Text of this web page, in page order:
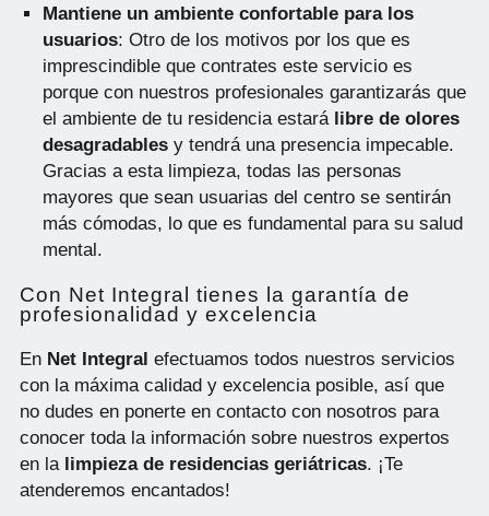
Mantiene un ambiente confortable para los
usuarios: Otro de los motivos por los que es
imprescindible que contrates este servicio es
porque con nuestros profesionales garantizarás que
el ambiente de tu residencia estará libre de olores
desagradables y tendrá una presencia impecable.
Gracias a esta limpieza, todas las personas
mayores que sean usuarias del centro se sentirán
más cómodas, lo que es fundamental para su salud
mental.
Con Net Integral tienes la garantía de
profesionalidad y excelencia
En Net Integralefectuamos todos nuestros servicios
con la máxima calidad y excelencia posible, así que
no dudes en ponerte en contacto con nosotros para
conocer toda la información sobre nuestros expertos
en la limpieza de residencias geriátricas. ¡Te
atenderemos encantados!